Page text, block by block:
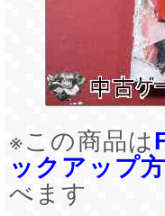
※この商品は
ックアップ
べます